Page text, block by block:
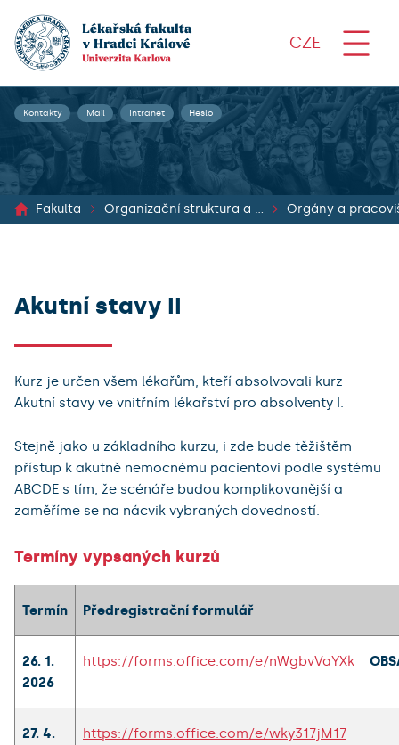
CZE
Kontakty Mail Intranet Heslo
Fakulta Organizační struktura a dokumenty Orgány a
Akutní stavy II
Kurz je určen všem lékařům, kteří absolvovali kurz
Akutní stavy ve vnitřním lékařství pro absolventy I.
Stejně jako u základního kurzu, i zde bude těžištěm
přístup k akutně nemocnému pacientovi podle systému
ABCDE s tím, že scénáře budou komplikovanější a
zaměříme se na nácvik vybraných dovedností.
Termíny vypsaných kurzů
Termín Předregistrační formulář
26. 1.
2026
https://forms.office.com/e/nWgbvVaYXk
27. 4.
https://forms.office.com/e/wky317jM17